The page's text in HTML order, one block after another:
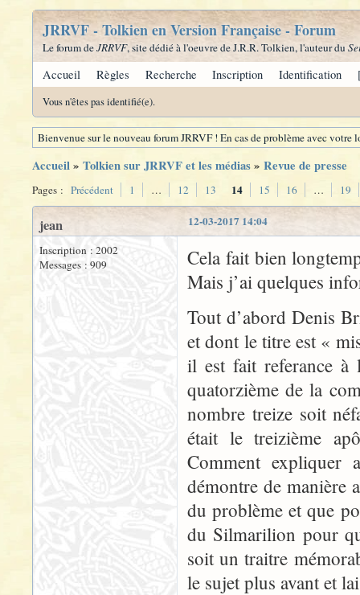
JRRVF - Tolkien en Version Française - Forum
Le forum deJRRVF, site dédié à l'oeuvre de J.R.R. Tolkien, l'auteur du
Accueil Règles Recherche Inscription Identification
Vous n'êtes pas identifié(e).
Bienvenue sur le nouveau forum JRRVF ! En cas de problème avec
Accueil» Tolkien sur JRRVF et les médias» Revue de presse
Pages : Précédent 1 … 12 13 14 15 16 … 19
12-03-2017 14:04
jean
Inscription : 2002
Messages : 909
Cela fait bien
Mais j’ai quelques
Tout d’abord Denis
et dont le titre est «
il est fait referance à
quatorzième de la
nombre treize soit
était le treizième
Comment expliquer
démontre de manière
du problème et que
du Silmarilion pour
soit un traitre
le sujet plus avant et